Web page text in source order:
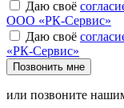
Даю своё
ООО «РК-Сервис»
Даю своё
«РК-Сервис»
Позвонить мне
или позвоните